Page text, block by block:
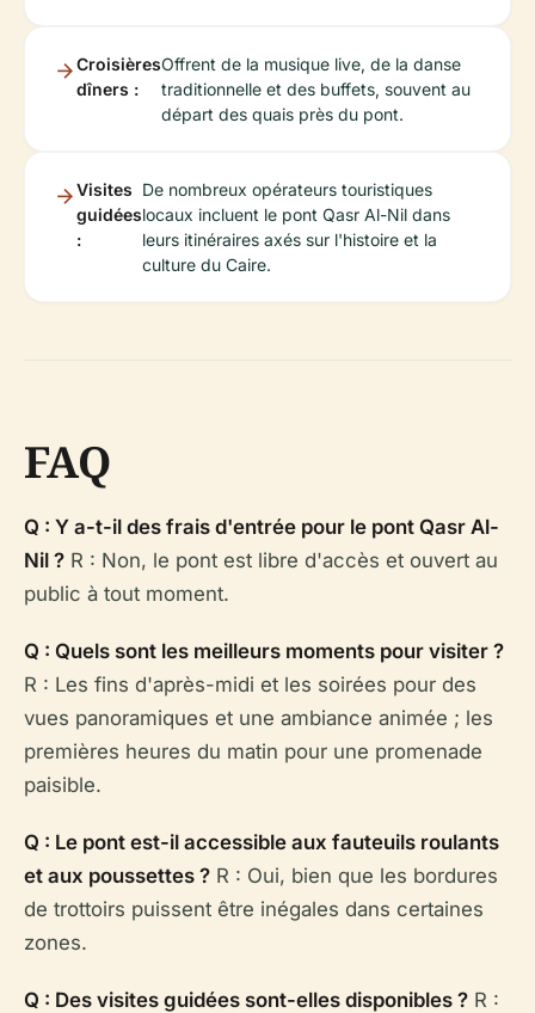
Croisières
dîners :
Offrent de la musique live, de la danse
traditionnelle et des buffets, souvent au
départ des quais près du pont.
Visites
guidées
:
De nombreux opérateurs touristiques
locaux incluent le pont Qasr Al-Nil dans
leurs itinéraires axés sur l'histoire et la
culture du Caire.
FAQ
Q : Y a-t-il des frais d'entrée pour le pont Qasr Al-
Nil ? R : Non, le pont est libre d'accès et ouvert au
public à tout moment.
Q : Quels sont les meilleurs moments pour visiter ?
R : Les fins d'après-midi et les soirées pour des
vues panoramiques et une ambiance animée ; les
premières heures du matin pour une promenade
paisible.
Q : Le pont est-il accessible aux fauteuils roulants
et aux poussettes ? R : Oui, bien que les bordures
de trottoirs puissent être inégales dans certaines
zones.
Q : Des visites guidées sont-elles disponibles ? R :